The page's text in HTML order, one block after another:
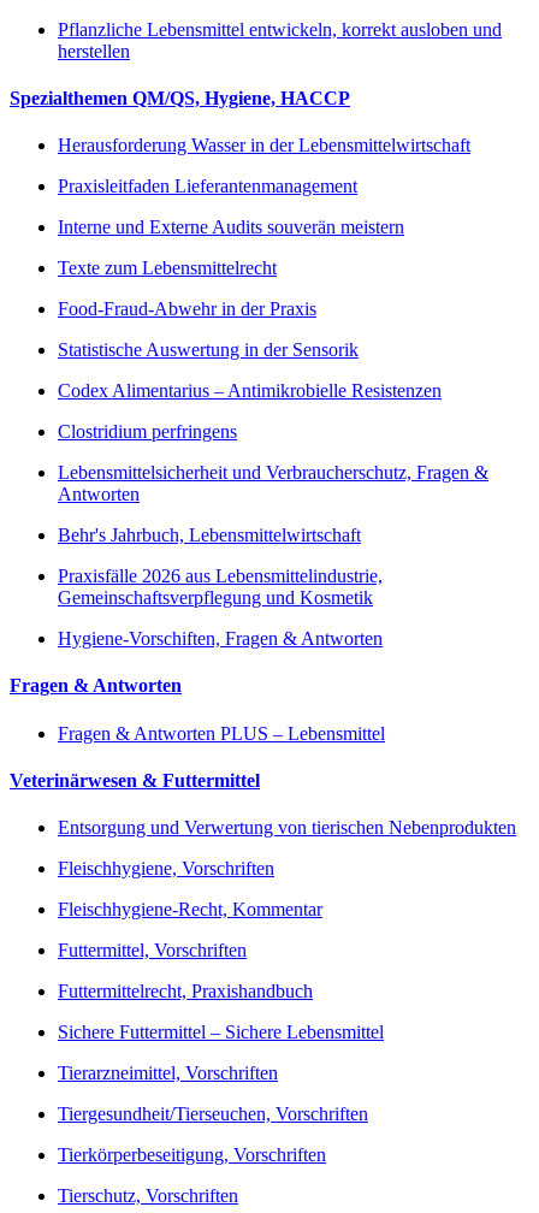
Pflanzliche Lebensmittel entwickeln, korrekt ausloben und
herstellen
Spezialthemen QM/QS, Hygiene, HACCP
Herausforderung Wasser in der Lebensmittelwirtschaft
Praxisleitfaden Lieferantenmanagement
Interne und Externe Audits souverän meistern
Texte zum Lebensmittelrecht
Food-Fraud-Abwehr in der Praxis
Statistische Auswertung in der Sensorik
Codex Alimentarius – Antimikrobielle Resistenzen
Clostridium perfringens
Lebensmittelsicherheit und Verbraucherschutz, Fragen &
Antworten
Behr's Jahrbuch, Lebensmittelwirtschaft
Praxisfälle 2026 aus Lebensmittelindustrie,
Gemeinschaftsverpflegung und Kosmetik
Hygiene-Vorschiften, Fragen & Antworten
Fragen & Antworten
Fragen & Antworten PLUS – Lebensmittel
Veterinärwesen & Futtermittel
Entsorgung und Verwertung von tierischen Nebenprodukten
Fleischhygiene, Vorschriften
Fleischhygiene-Recht, Kommentar
Futtermittel, Vorschriften
Futtermittelrecht, Praxishandbuch
Sichere Futtermittel – Sichere Lebensmittel
Tierarzneimittel, Vorschriften
Tiergesundheit/Tierseuchen, Vorschriften
Tierkörperbeseitigung, Vorschriften
Tierschutz, Vorschriften